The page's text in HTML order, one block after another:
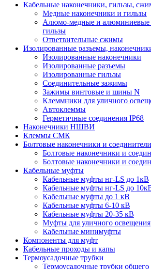
Кабельные наконечники, гильзы,
Медные наконечники и гильзы
Алюмо-медные и алюминиевые
гильзы
Ответвительные сжимы
Изолированные разъемы,
Изолированные наконечники
Изолированные разъемы
Изолированные гильзы
Соединительные зажимы
Зажимы винтовые и шины N
Клеммники для уличного
Автоклеммы
Герметичные соединения IP68
Наконечники НШВИ
Клеммы СМК
Болтовые наконечники и соединители
Болтовые наконечники и
Болтовые наконечники и
Кабельные муфты
Кабельные муфты нг-LS до 1кВ
Кабельные муфты нг-LS до
Кабельные муфты до 1 кВ
Кабельные муфты 6-10 кВ
Кабельные муфты 20-35 кВ
Муфты для уличного освещения
Кабельные минимуфты
Компоненты для муфт
Кабельные проходы и капы
Термоусадочные трубки
Термоусадочные трубки общего